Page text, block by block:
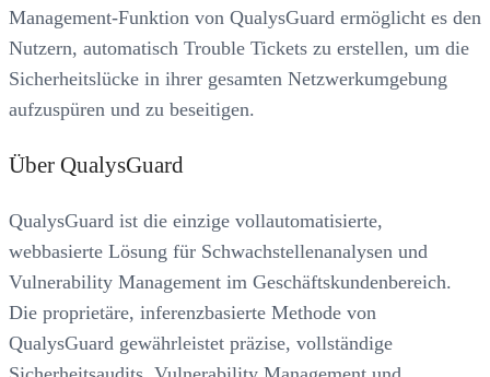
Management-Funktion von QualysGuard ermöglicht es den
Nutzern, automatisch Trouble Tickets zu erstellen, um die
Sicherheitslücke in ihrer gesamten Netzwerkumgebung
aufzuspüren und zu beseitigen.
Über QualysGuard
QualysGuard ist die einzige vollautomatisierte,
webbasierte Lösung für Schwachstellenanalysen und
Vulnerability Management im Geschäftskundenbereich.
Die proprietäre, inferenzbasierte Methode von
QualysGuard gewährleistet präzise, vollständige